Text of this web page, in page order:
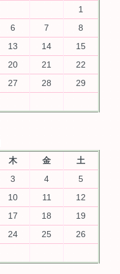
1
6 7
8
13 14
15
20 21
22
27 28
29
木 金
土
3 4
5
10 11
12
17 18
19
24 25
26